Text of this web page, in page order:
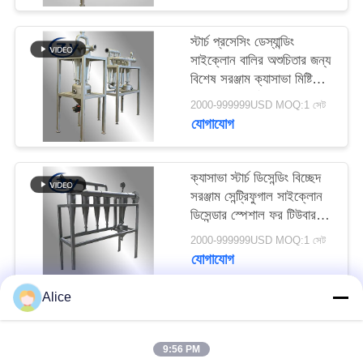
PRIVACY
POLICY
স্টার্চ প্রসেসিং ডেস্যান্ডিং
সাইক্লোন বালির অশুচিতার জন্য
বিশেষ সরঞ্জাম ক্যাসাভা মিষ্টি
আলু বাদাম স্টার্চ স্লারি অপসারণ
2000-999999USD MOQ:1 সেট
যোগাযোগ
ক্যাসাভা স্টার্চ ডিসেন্ডিং বিচ্ছেদ
সরঞ্জাম সেন্ট্রিফুগাল সাইক্লোন
ডিসেন্ডার স্পেশাল ফর টিউবার
স্টার্চ স্লারি বিশুদ্ধকরণ
2000-999999USD MOQ:1 সেট
যোগাযোগ
Alice
9:56 PM